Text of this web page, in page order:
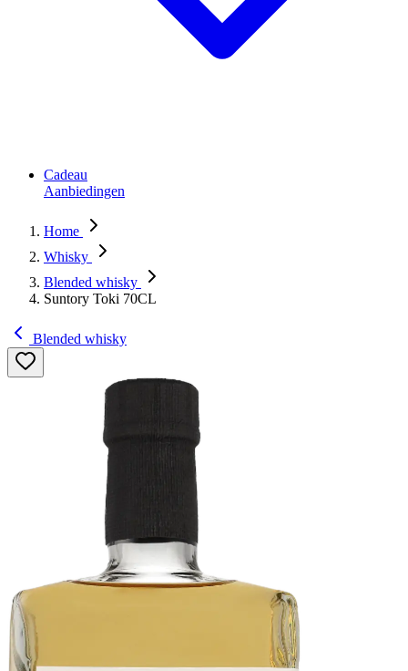
Cadeau
Aanbiedingen
Home
Whisky
Blended whisky
Suntory Toki 70CL
Blended whisky